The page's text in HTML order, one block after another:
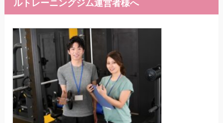
ルトレーニングジム運営者様へ